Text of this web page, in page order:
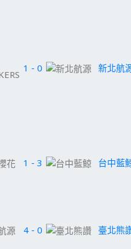
1 - 0 新北航
1 - 3 台中藍
4 - 0 臺北熊